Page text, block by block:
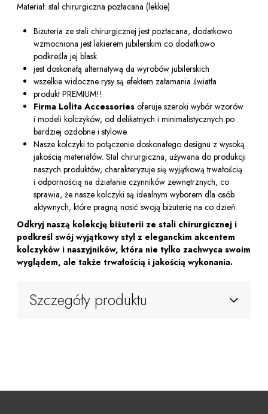
Materiał: stal chirurgiczna pozłacana (lekkie)
Biżuteria ze stali chirurgicznej jest pozłacana, dodatkowo
wzmocniona jest lakierem jubilerskim co dodatkowo
podkreśla jej blask.
jest doskonałą alternatywą da wyrobów jubilerskich
wszelkie widoczne rysy są efektem załamania światła
produkt PREMIUM!!
Firma Lolita Accessories oferuje szeroki wybór wzorów
i modeli kolczyków, od delikatnych i minimalistycznych po
bardziej ozdobne i stylowe.
Nasze kolczyki to połączenie doskonałego designu z wysoką
jakością materiałów. Stal chirurgiczna, używana do produkcji
naszych produktów, charakteryzuje się wyjątkową trwałością
i odpornością na działanie czynników zewnętrznych, co
sprawia, że nasze kolczyki są idealnym wyborem dla osób
aktywnych, które pragną nosić swoją biżuterię na co dzień.
Odkryj naszą kolekcję biżuterii ze stali chirurgicznej i
podkreśl swój wyjątkowy styl z eleganckim akcentem
kolczyków i naszyjników, która nie tylko zachwyca swoim
wyglądem, ale także trwałością i jakością wykonania.
Szczegóły produktu